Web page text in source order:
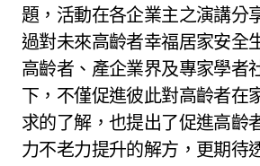
題，活動在各企業主之演講分
過對未來高齡者幸福居家安全
高齡者、產企業界及專家學者
下，不僅促進彼此對高齡者在
求的了解，也提出了促進高齡
力不老力提升的解方，更期待